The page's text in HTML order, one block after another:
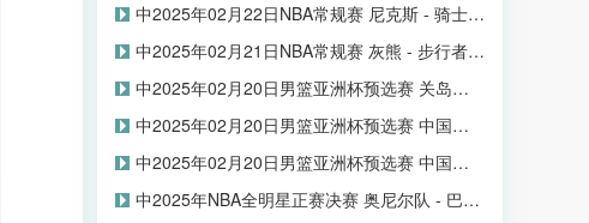
中2025年02月22日NBA常规赛 尼克斯 - 骑士 全场录像
中2025年02月21日NBA常规赛 灰熊 - 步行者 全场录像
中2025年02月20日男篮亚洲杯预选赛 关岛男篮 - 蒙古男篮 全场录像
中2025年02月20日男篮亚洲杯预选赛 中国香港男篮 - 新西兰男篮 全场录像
中2025年02月20日男篮亚洲杯预选赛 中国男篮 - 日本男篮 全场录像
中2025年NBA全明星正赛决赛 奥尼尔队 - 巴克利队 全场录像